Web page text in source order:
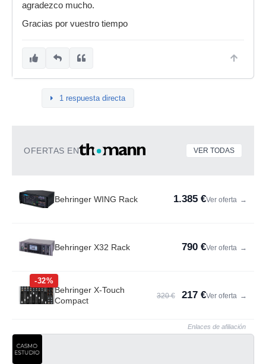
agradezco mucho.
Gracias por vuestro tiempo
1 respuesta directa
OFERTAS EN VER TODAS
Behringer WING Rack 1.385 €Ver oferta →
Behringer X32 Rack 790 €Ver oferta →
-32%
Behringer X-Touch
Compact
320 € 217 €Ver oferta →
Enlaces de afiliación